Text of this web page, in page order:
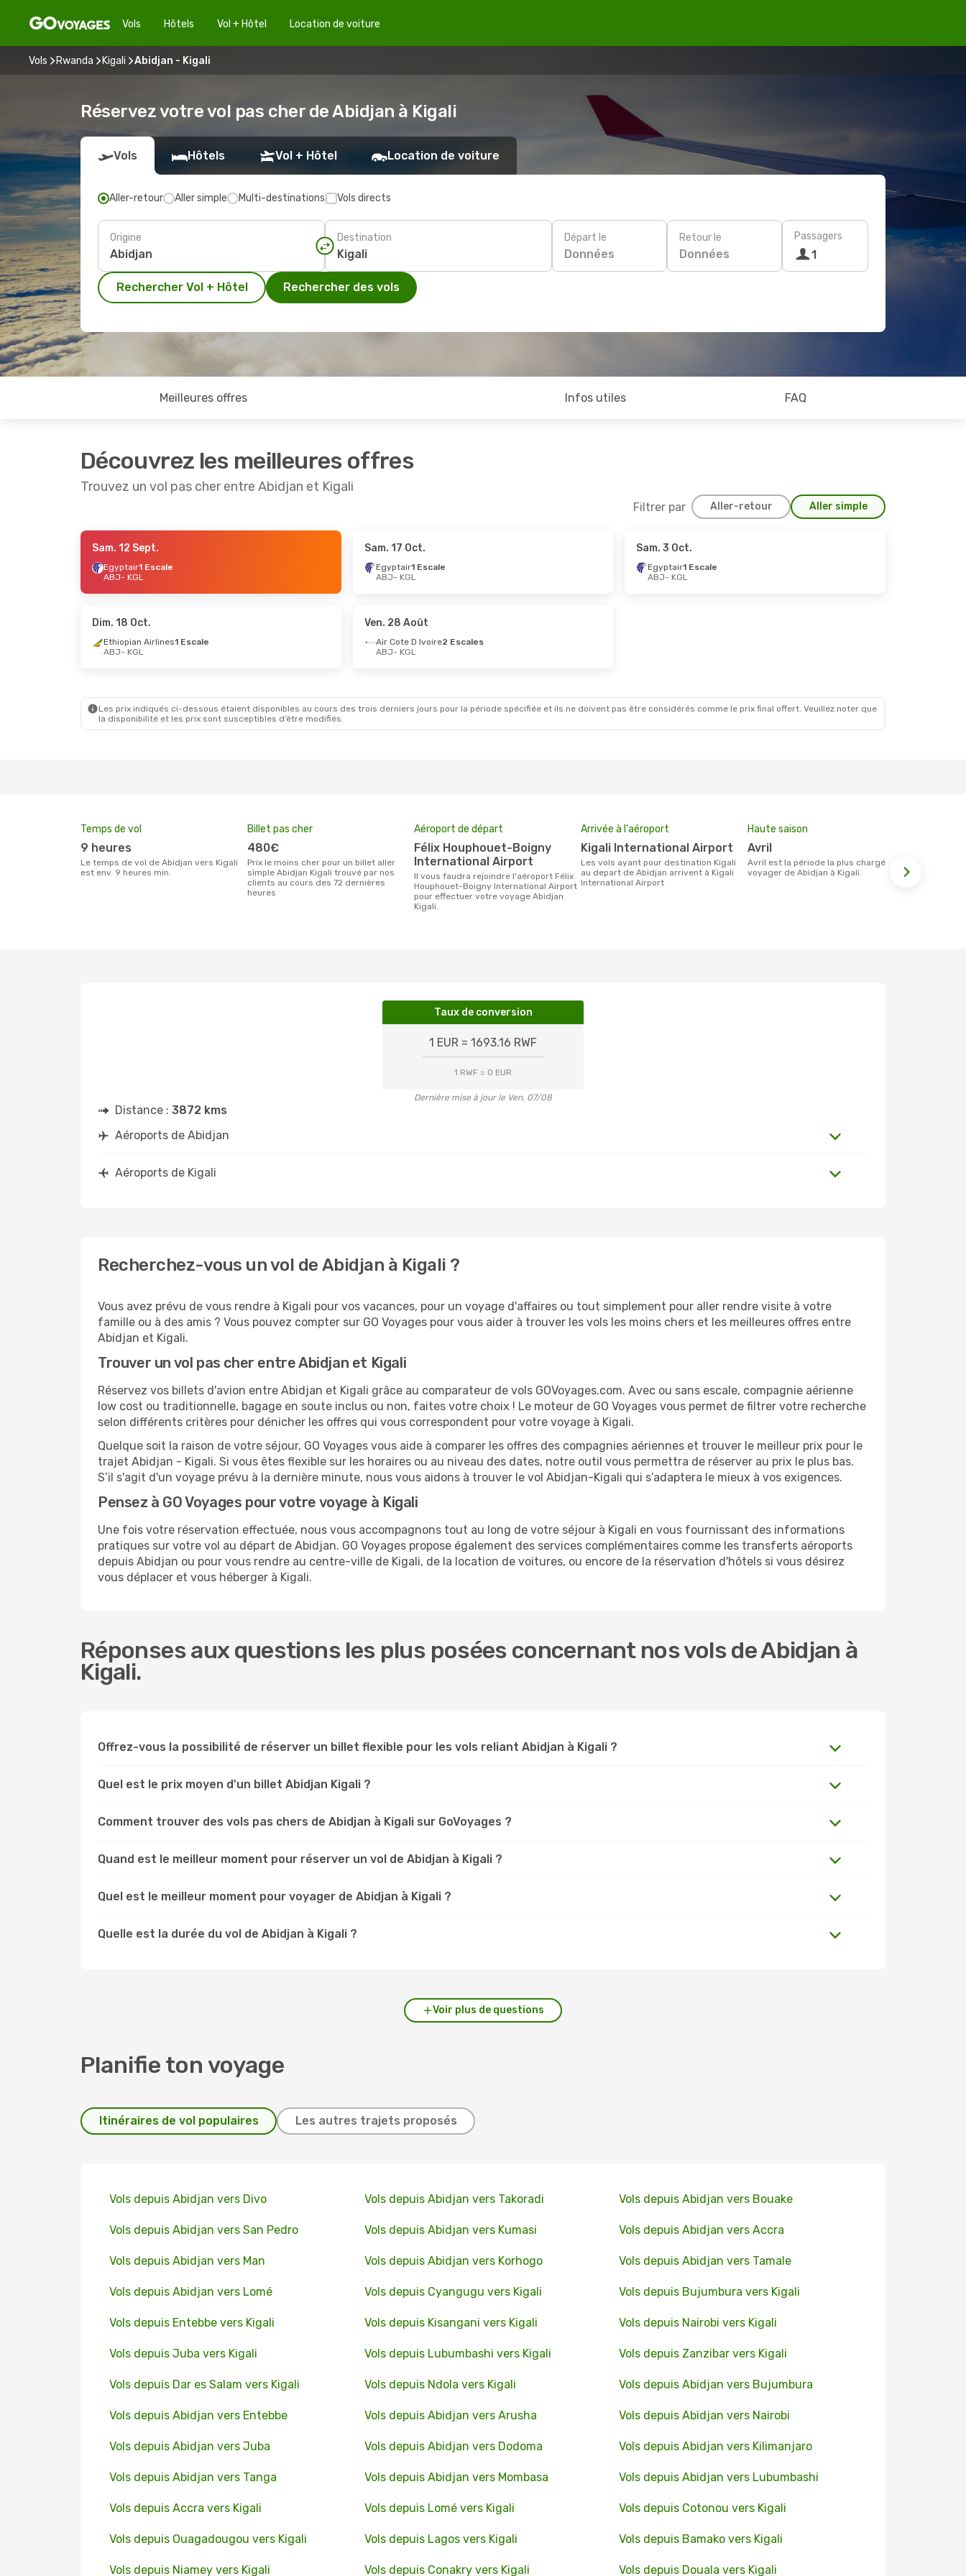
Vols Hôtels Vol + Hôtel Location de voiture
Vols Rwanda Kigali Abidjan - Kigali
Réservez votre vol pas cher de Abidjan à Kigali
Vols Hôtels Vol + Hôtel Location de voiture
Aller-retour Aller simple Multi-destinations Vols directs
Origine Destination Départ le
Données
Retour le
Données
Passagers
1
Rechercher Vol + Hôtel Rechercher des vols
Meilleures offres Infos utiles FAQ
Découvrez les meilleures offres
Trouvez un vol pas cher entre Abidjan et Kigali
Filtrer par Aller-retour Aller simple
- Lun. 24 Août
1 Escale
- Lun. 19 Oct. - Dim. 20 Sept.
- Jeu. 10 Sept.
Sam. 12 Sept.
Egyptair1 Escale
ABJ- KGL
Sam. 17 Oct.
Egyptair1 Escale
ABJ- KGL
Sam. 3 Oct.
Egyptair1 Escale
ABJ- KGL
Dim. 18 Oct.
Ethiopian Airlines1 Escale
ABJ- KGL
Ven. 28 Août
Air Cote D Ivoire2 Escales
ABJ- KGL
Les prix indiqués ci-dessous étaient disponibles au cours des trois derniers jours pour la période spécifiée et ils ne doivent pas être considérés comme le prix final offert. Veuillez noter que
la disponibilité et les prix sont susceptibles d’être modifiés.
Temps de vol
9 heures
Le temps de vol de Abidjan vers Kigali
est env. 9 heures min.
Billet pas cher
480€
Prix le moins cher pour un billet aller
simple Abidjan Kigali trouvé par nos
clients au cours des 72 dernières
heures
Aéroport de départ
Félix Houphouet-Boigny
International Airport
Il vous faudra rejoindre l'aéroport Félix
Houphouet-Boigny International Airport
pour effectuer votre voyage Abidjan
Kigali.
Arrivée à l'aéroport
Kigali International Airport
Les vols ayant pour destination Kigali
au depart de Abidjan arrivent à Kigali
International Airport
Haute saison
avril
avril est la période la plus chargée pour
voyager de Abidjan à Kigali.
Taux de conversion
1 EUR = 1693.16 RWF
1 RWF = 0 EUR
Dernière mise à jour le Ven. 07/08
Distance : 3872 kms
Aéroports de Abidjan
Aéroports de Kigali
Recherchez-vous un vol de Abidjan à Kigali ?
Vous avez prévu de vous rendre à Kigali pour vos vacances, pour un voyage d'affaires ou tout simplement pour aller rendre visite à votre
famille ou à des amis ? Vous pouvez compter sur GO Voyages pour vous aider à trouver les vols les moins chers et les meilleures offres entre
Abidjan et Kigali.
Trouver un vol pas cher entre Abidjan et Kigali
Réservez vos billets d'avion entre Abidjan et Kigali grâce au comparateur de vols GOVoyages.com. Avec ou sans escale, compagnie aérienne
low cost ou traditionnelle, bagage en soute inclus ou non, faites votre choix ! Le moteur de GO Voyages vous permet de filtrer votre recherche
selon différents critères pour dénicher les offres qui vous correspondent pour votre voyage à Kigali.
Quelque soit la raison de votre séjour, GO Voyages vous aide à comparer les offres des compagnies aériennes et trouver le meilleur prix pour le
trajet Abidjan - Kigali. Si vous êtes flexible sur les horaires ou au niveau des dates, notre outil vous permettra de réserver au prix le plus bas.
S’il s'agit d'un voyage prévu à la dernière minute, nous vous aidons à trouver le vol Abidjan-Kigali qui s’adaptera le mieux à vos exigences.
Pensez à GO Voyages pour votre voyage à Kigali
Une fois votre réservation effectuée, nous vous accompagnons tout au long de votre séjour à Kigali en vous fournissant des informations
pratiques sur votre vol au départ de Abidjan. GO Voyages propose également des services complémentaires comme les transferts aéroports
depuis Abidjan ou pour vous rendre au centre-ville de Kigali, de la location de voitures, ou encore de la réservation d'hôtels si vous désirez
vous déplacer et vous héberger à Kigali.
Réponses aux questions les plus posées concernant nos vols de Abidjan à
Kigali.
Offrez-vous la possibilité de réserver un billet flexible pour les vols reliant Abidjan à Kigali ?
Quel est le prix moyen d'un billet Abidjan Kigali ?
Comment trouver des vols pas chers de Abidjan à Kigali sur GoVoyages ?
Quand est le meilleur moment pour réserver un vol de Abidjan à Kigali ?
Quel est le meilleur moment pour voyager de Abidjan à Kigali ?
Quelle est la durée du vol de Abidjan à Kigali ?
Voir plus de questions
Planifie ton voyage
Itinéraires de vol populaires Les autres trajets proposés
Vols depuis Abidjan vers Divo Vols depuis Abidjan vers Takoradi Vols depuis Abidjan vers Bouake
Vols depuis Abidjan vers San Pedro Vols depuis Abidjan vers Kumasi Vols depuis Abidjan vers Accra
Vols depuis Abidjan vers Man Vols depuis Abidjan vers Korhogo Vols depuis Abidjan vers Tamale
Vols depuis Abidjan vers Lomé Vols depuis Cyangugu vers Kigali Vols depuis Bujumbura vers Kigali
Vols depuis Entebbe vers Kigali Vols depuis Kisangani vers Kigali Vols depuis Nairobi vers Kigali
Vols depuis Juba vers Kigali Vols depuis Lubumbashi vers Kigali Vols depuis Zanzibar vers Kigali
Vols depuis Dar es Salam vers Kigali Vols depuis Ndola vers Kigali Vols depuis Abidjan vers Bujumbura
Vols depuis Abidjan vers Entebbe Vols depuis Abidjan vers Arusha Vols depuis Abidjan vers Nairobi
Vols depuis Abidjan vers Juba Vols depuis Abidjan vers Dodoma Vols depuis Abidjan vers Kilimanjaro
Vols depuis Abidjan vers Tanga Vols depuis Abidjan vers Mombasa Vols depuis Abidjan vers Lubumbashi
Vols depuis Accra vers Kigali Vols depuis Lomé vers Kigali Vols depuis Cotonou vers Kigali
Vols depuis Ouagadougou vers Kigali Vols depuis Lagos vers Kigali Vols depuis Bamako vers Kigali
Vols depuis Niamey vers Kigali Vols depuis Conakry vers Kigali Vols depuis Douala vers Kigali